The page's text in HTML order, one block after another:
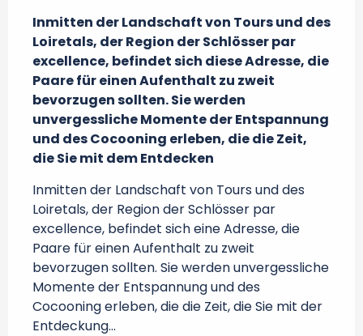
Inmitten der Landschaft von Tours und des
Loiretals, der Region der Schlösser par
excellence, befindet sich diese Adresse, die
Paare für einen Aufenthalt zu zweit
bevorzugen sollten. Sie werden
unvergessliche Momente der Entspannung
und des Cocooning erleben, die die Zeit,
die Sie mit dem Entdecken
Inmitten der Landschaft von Tours und des
Loiretals, der Region der Schlösser par
excellence, befindet sich eine Adresse, die
Paare für einen Aufenthalt zu zweit
bevorzugen sollten. Sie werden unvergessliche
Momente der Entspannung und des
Cocooning erleben, die die Zeit, die Sie mit der
Entdeckung...